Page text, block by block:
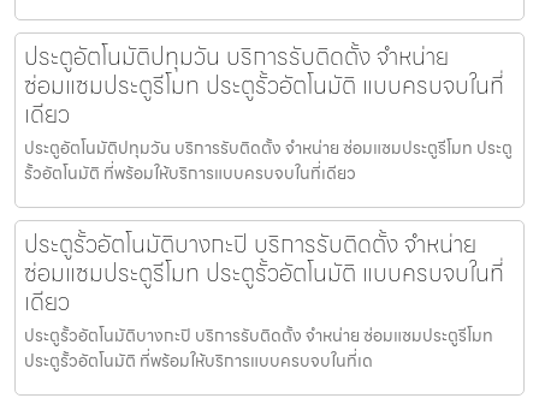
ประตูอัตโนมัติปทุมวัน บริการรับติดตั้ง จำหน่าย
ซ่อมแซมประตูรีโมท ประตูรั้วอัตโนมัติ แบบครบจบในที่
เดียว
ประตูอัตโนมัติปทุมวัน บริการรับติดตั้ง จำหน่าย ซ่อมแซมประตูรีโมท ประตู
รั้วอัตโนมัติ ที่พร้อมให้บริการแบบครบจบในที่เดียว
ประตูรั้วอัตโนมัติบางกะปิ บริการรับติดตั้ง จำหน่าย
ซ่อมแซมประตูรีโมท ประตูรั้วอัตโนมัติ แบบครบจบในที่
เดียว
ประตูรั้วอัตโนมัติบางกะปิ บริการรับติดตั้ง จำหน่าย ซ่อมแซมประตูรีโมท
ประตูรั้วอัตโนมัติ ที่พร้อมให้บริการแบบครบจบในที่เด